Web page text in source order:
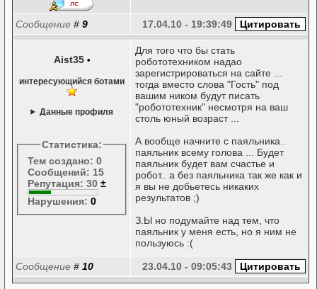
Сообщение # 9 17.04.10 - 19:39:49
Aist35 •
интересующийся ботами
Данные профиля
Статистика:
Тем создано: 0
Сообщений: 15
Репутация: 30 ±
Нарушения: 0
Для того что бы стать
робототехником надао
зарегистрироваться на сайте ...
тогда вместо слова "Гость" под
вашим ником будут писать
"робототехник" несмотря на ваш
столь юный возраст ...
А вообще начните с паяльника..
паяльник всему голова ... Будет
паяльник будет вам счастье и
робот.. а без паяльника так же как и
я вы не добьетесь никаких
результатов ;)
З.Ы но подумайте над тем, что
паяльник у меня есть, но я ним не
пользуюсь :(
Сообщение # 10 23.04.10 - 09:05:43